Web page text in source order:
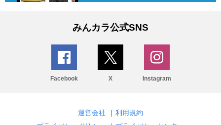
みんカラ公式SNS
Facebook X Instagram
運営会社 | 利用規約